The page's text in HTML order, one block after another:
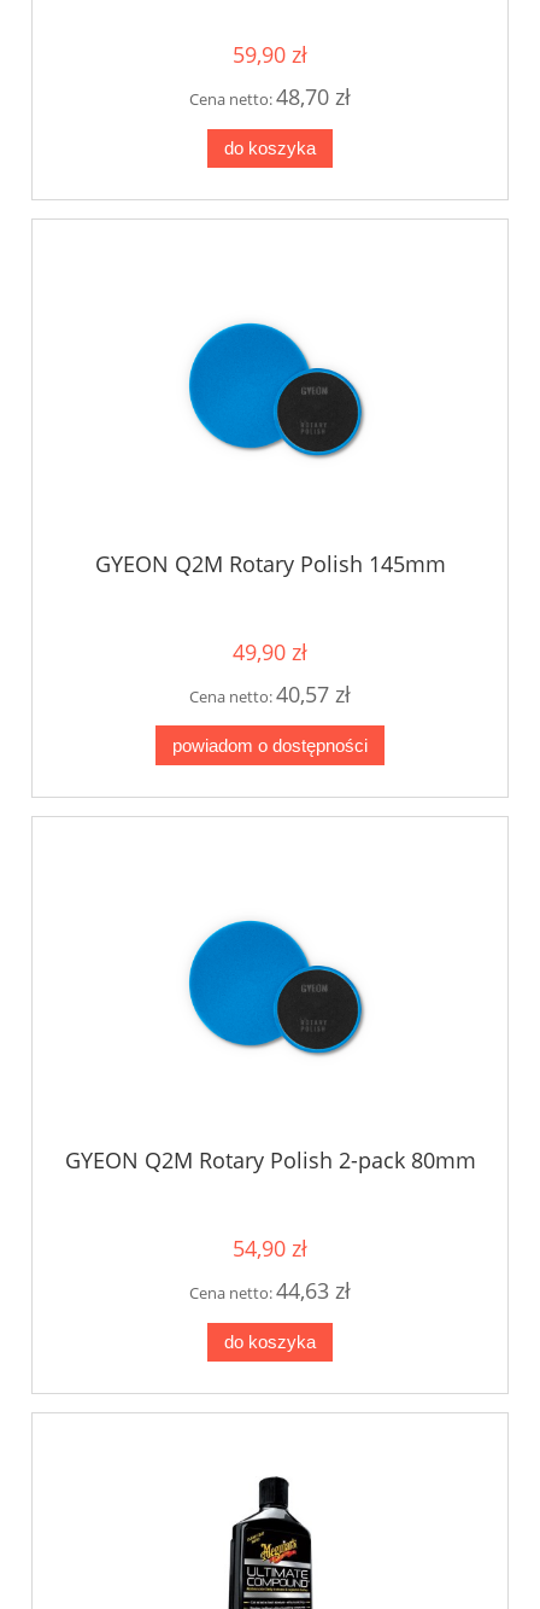
59,90 zł
Cena netto:48,70 zł
do koszyka
GYEON Q2M Rotary Polish 145mm
49,90 zł
Cena netto:40,57 zł
powiadom o dostępności
GYEON Q2M Rotary Polish 2-pack 80mm
54,90 zł
Cena netto:44,63 zł
do koszyka